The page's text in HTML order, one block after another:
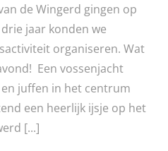
de Wingerd gingen op
jaar konden we
organiseren. Wat
Een vossenjacht
juffen in het centrum
een heerlijk ijsje op het
[...]